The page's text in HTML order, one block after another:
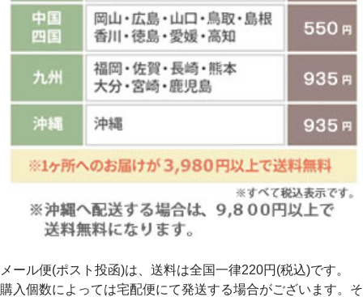
メール便(ポスト投函)は、送料は全国一律220円(税込)です。
購入個数によっては宅配便にて発送する場合がございます。そ